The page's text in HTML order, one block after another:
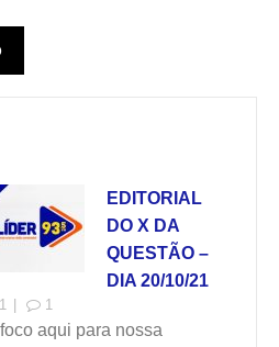
EDITORIAL
DO X DA
QUESTÃO –
DIA 20/10/21
| 1
aqui para nossa